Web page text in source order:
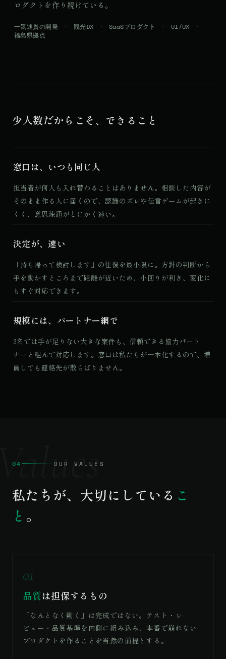
ロダクトを作り続けている。
一気通貫の開発 観光DX SaaSプロダクト
UI/UX
福島県拠点
少人数だからこそ、できること
窓口は、いつも同じ人
担当者が何人も入れ替わることはありません。相談した内容が
そのまま作る人に届くので、認識のズレや伝言ゲームが起きに
くく、意思疎通がとにかく速い。
決定が、速い
「持ち帰って検討します」の往復を最小限に。方針の判断から
手を動かすところまで距離が近いため、小回りが利き、変化に
もすぐ対応できます。
規模には、パートナー網で
2名では手が足りない大きな案件も、信頼できる協力パート
ナーと組んで対応します。窓口は私たちが一本化するので、増
員しても連絡先が散らばりません。
04 OUR VALUES
私たちが、大切にしている こ
と 。
01
品質は担保するもの
「なんとなく動く」は完成ではない。テスト・レ
ビュー・品質基準を内側に組み込み、本番で崩れない
プロダクトを作ることを当然の前提とする。